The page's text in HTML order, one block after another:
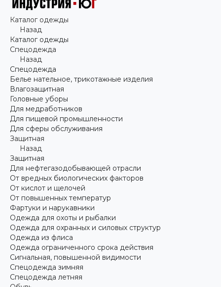
Каталог одежды
Назад
Каталог одежды
Спецодежда
Назад
Спецодежда
Белье нательное, трикотажные изделия
Влагозащитная
Головные уборы
Для медработников
Для пищевой промышленности
Для сферы обслуживания
Защитная
Назад
Защитная
Для нефтегазодобывающей отрасли
От вредных биологических факторов
От кислот и щелочей
От повышенных температур
Фартуки и нарукавники
Одежда для охоты и рыбалки
Одежда для охранных и силовых структур
Одежда из флиса
Одежда ограниченного срока действия
Сигнальная, повышенной видимости
Спецодежда зимняя
Спецодежда летняя